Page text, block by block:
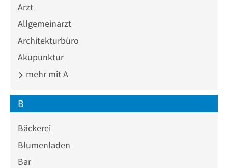
Arzt
Allgemeinarzt
Architekturbüro
Akupunktur
mehr mit A
B
Bäckerei
Blumenladen
Bar